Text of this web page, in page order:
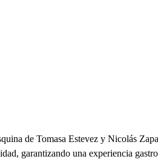
de Tomasa Estevez y Nicolás
garantizando una experiencia